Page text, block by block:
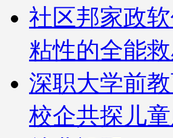
社区邦家政
粘性的全能救
深职大学前
校企共探儿